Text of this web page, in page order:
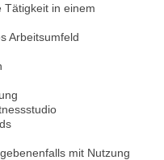
Tätigkeit in einem
Arbeitsumfeld
mit Nutzung